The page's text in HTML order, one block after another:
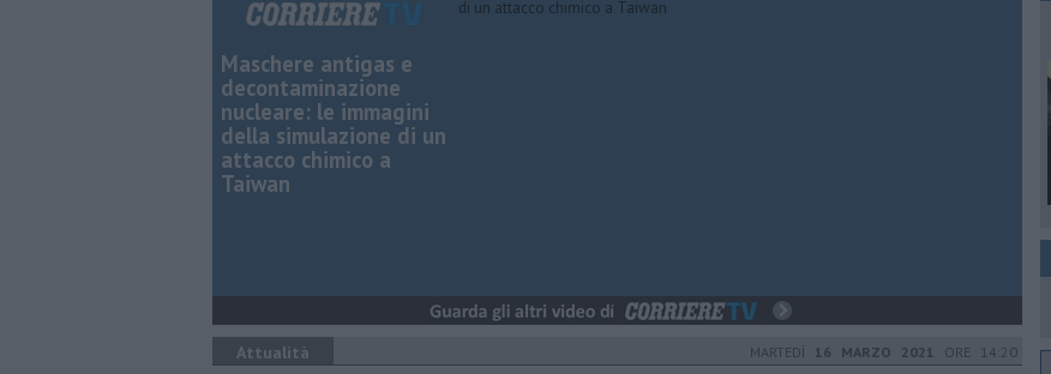
Maschere antigas e
decontaminazione
nucleare: le immagini
della simulazione di un
attacco chimico a
Taiwan
Attualità MARTEDÌ 16 MARZO 2021 ORE 14:20